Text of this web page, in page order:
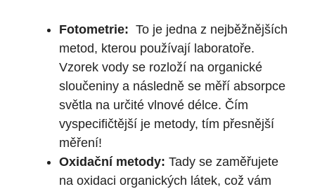
Fotometrie: ⁣ To ‌je jedna​ z nejběžnějších
metod,​ kterou používají laboratoře.
Vzorek vody ⁢se rozloží na organické
sloučeniny a následně se měří absorpce‍
světla na určité ‌vlnové délce. Čím
‌vyspecifičtější je metody, tím ⁣přesnější
měření!
Oxidační metody: Tady se zaměřujete
na oxidaci organických látek, což vám